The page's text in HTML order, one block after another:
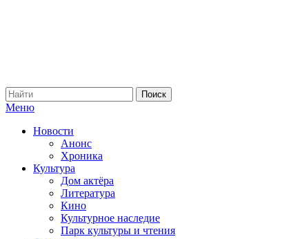
Меню
Новости
Анонс
Хроника
Культура
Дом актёра
Литература
Кино
Культурное наследие
Парк культуры и чтения